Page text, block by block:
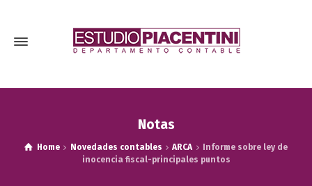
Notas
Home Novedades contables ARCA
Informe sobre ley de
inocencia fiscal-principales puntos